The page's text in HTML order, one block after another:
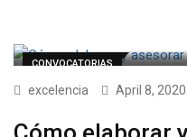
CONVOCATORIAS
excelencia April 8, 2020